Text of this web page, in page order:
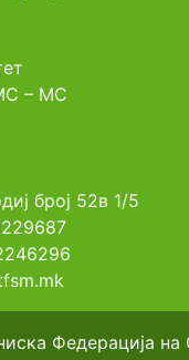
– МС
број 52в 1/5
Федерација на